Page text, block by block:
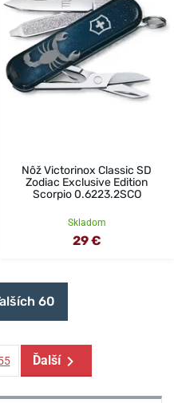
Nôž Victorinox Classic SD
Zodiac Exclusive Edition
Scorpio 0.6223.2SCO
Skladom
29 €
60
Ďalší